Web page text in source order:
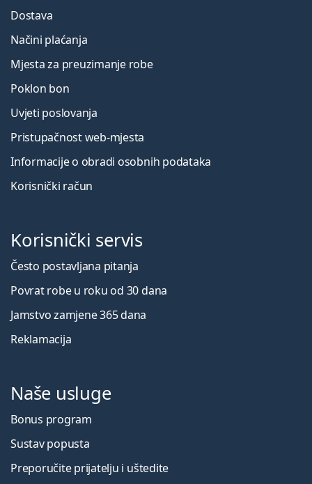
Dostava
Načini plaćanja
Mjesta za preuzimanje robe
Poklon bon
Uvjeti poslovanja
Pristupačnost web-mjesta
Informacije o obradi osobnih podataka
Korisnički račun
Korisnički servis
Često postavljana pitanja
Povrat robe u roku od 30 dana
Jamstvo zamjene 365 dana
Reklamacija
Naše usluge
Bonus program
Sustav popusta
Preporučite prijatelju i uštedite